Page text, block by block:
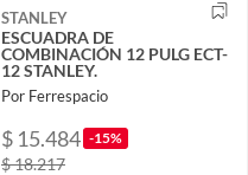
STANLEY
ESCUADRA DE
COMBINACIÓN 12 PULG ECT-
12 STANLEY.
Por Ferrespacio
$ 15.484 -15%
$ 18.217